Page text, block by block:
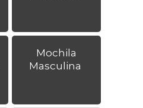
Mochila
Masculina